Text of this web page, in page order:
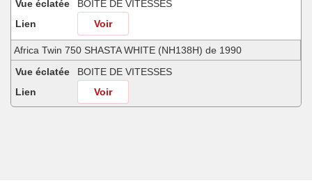
Vue éclatée
BOITE DE VITESSES
Lien
Voir
Africa Twin 750 SHASTA WHITE (NH138H) de 1990
Vue éclatée
BOITE DE VITESSES
Lien
Voir